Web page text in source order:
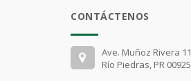
CONTÁCTENOS
Ave. Muñoz Rivera
Río Piedras, PR 00925